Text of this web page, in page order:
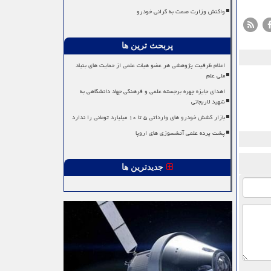
واکنش وزارت صمت به گرانی خودرو
پربحث ترین ها
اعلام ظرفیت پژوهشی هر عضو هیات علمی از حمایت های بنیاد
ملی علم
اهدای جایزه چهره برجسته علمی و فرهنگی جهاد دانشگاهی به
شهید لاریجانی
بازار کشش خودرو های وارداتی ۵ تا ۱۰ میلیارد تومانی را ندارد
پشت پرده علمی آتشسوزی های اروپا
جدیدترین ها